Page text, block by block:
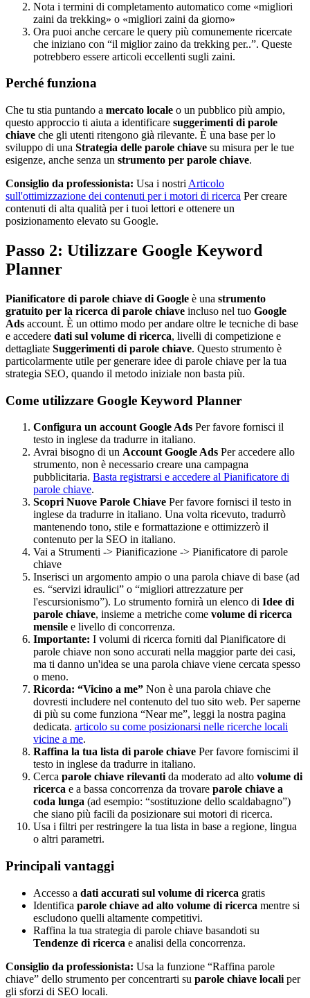
Nota i termini di completamento automatico come «migliori
zaini da trekking» o «migliori zaini da giorno»
Ora puoi anche cercare le query più comunemente ricercate
che iniziano con “il miglior zaino da trekking per..”. Queste
potrebbero essere articoli eccellenti sugli zaini.
Perché funziona
Che tu stia puntando a mercato locale o un pubblico più ampio,
questo approccio ti aiuta a identificare suggerimenti di parole
chiave che gli utenti ritengono già rilevante. È una base per lo
sviluppo di una Strategia delle parole chiave su misura per le tue
esigenze, anche senza un strumento per parole chiave.
Consiglio da professionista: Usa i nostri Articolo
sull'ottimizzazione dei contenuti per i motori di ricerca Per creare
contenuti di alta qualità per i tuoi lettori e ottenere un
posizionamento elevato su Google.
Passo 2: Utilizzare Google Keyword
Planner
Pianificatore di parole chiave di Google è una strumento
gratuito per la ricerca di parole chiave incluso nel tuo Google
Ads account. È un ottimo modo per andare oltre le tecniche di base
e accedere dati sul volume di ricerca, livelli di competizione e
dettagliate Suggerimenti di parole chiave. Questo strumento è
particolarmente utile per generare idee di parole chiave per la tua
strategia SEO, quando il metodo iniziale non basta più.
Come utilizzare Google Keyword Planner
Configura un account Google Ads Per favore fornisci il
testo in inglese da tradurre in italiano.
Avrai bisogno di un Account Google Ads Per accedere allo
strumento, non è necessario creare una campagna
pubblicitaria. Basta registrarsi e accedere al Pianificatore di
parole chiave.
Scopri Nuove Parole Chiave Per favore fornisci il testo in
inglese da tradurre in italiano. Una volta ricevuto, tradurrò
mantenendo tono, stile e formattazione e ottimizzerò il
contenuto per la SEO in italiano.
Vai a Strumenti -> Pianificazione -> Pianificatore di parole
chiave
Inserisci un argomento ampio o una parola chiave di base (ad
es. “servizi idraulici” o “migliori attrezzature per
l'escursionismo”). Lo strumento fornirà un elenco di Idee di
parole chiave, insieme a metriche come volume di ricerca
mensile e livello di concorrenza.
Importante: I volumi di ricerca forniti dal Pianificatore di
parole chiave non sono accurati nella maggior parte dei casi,
ma ti danno un'idea se una parola chiave viene cercata spesso
o meno.
Ricorda: “Vicino a me” Non è una parola chiave che
dovresti includere nel contenuto del tuo sito web. Per saperne
di più su come funziona “Near me”, leggi la nostra pagina
dedicata. articolo su come posizionarsi nelle ricerche locali
vicine a me.
Raffina la tua lista di parole chiave Per favore forniscimi il
testo in inglese da tradurre in italiano.
Cerca parole chiave rilevanti da moderato ad alto volume di
ricerca e a bassa concorrenza da trovare parole chiave a
coda lunga (ad esempio: “sostituzione dello scaldabagno”)
che siano più facili da posizionare sui motori di ricerca.
Usa i filtri per restringere la tua lista in base a regione, lingua
o altri parametri.
Principali vantaggi
Accesso a dati accurati sul volume di ricerca gratis
Identifica parole chiave ad alto volume di ricerca mentre si
escludono quelli altamente competitivi.
Raffina la tua strategia di parole chiave basandoti su
Tendenze di ricerca e analisi della concorrenza.
Consiglio da professionista: Usa la funzione “Raffina parole
chiave” dello strumento per concentrarti su parole chiave locali per
gli sforzi di SEO locali.